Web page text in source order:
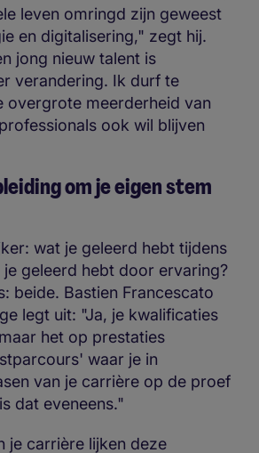
leven omringd zijn geweest
en digitalisering," zegt hij.
jong nieuw talent is
verandering. Ik durf te
overgrote meerderheid van
ook wil blijven
om je eigen stem
wat je geleerd hebt tijdens
geleerd hebt door ervaring?
beide. Bastien Francescato
legt uit: "Ja, je kwalificaties
het op prestaties
waar je in
van je carrière op de proef
dat eveneens."
je carrière lijken deze